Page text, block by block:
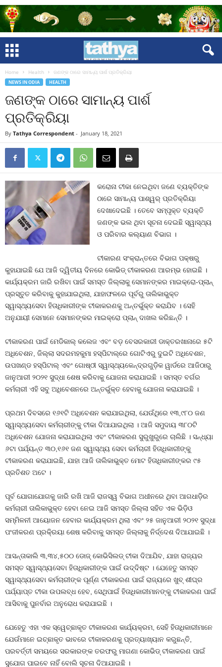
Home Health ଜଣଙ୍କ ଠାରେ ସାମାନ୍ୟ ପାର୍ଶ ପ୍ରତିକ୍ରିୟା
NEWS IN ODIA HEALTH
ଜଣଙ୍କ ଠାରେ ସାମାନ୍ୟ ପାର୍ଶ
ପ୍ରତିକ୍ରିୟା
By Tathya Correspondent - January 18, 2021
କରୋନା ଟୀକା ନେଇଥିବା ଜଣେ ବ୍ୟକ୍ତିଙ୍କ
ଠାରେ ସାମାନ୍ୟ ପାଶ୍ୱର୍ ପ୍ରତିକ୍ରିୟା
ଦେଖାଦେଇଛି । ତେବେ ସମ୍ପୃକ୍ତ ବ୍ୟକ୍ତି
ଜଣଙ୍କ ଭଲ ଥିବା ସୂଚନା ଦେଇଛି ସ୍ୱାସ୍ଥ୍ୟ
ଓ ପରିବାର କଲ୍ୟାଣ ବିଭାଗ ।
ଟୀକାରଣ ସଂକ୍ରାନ୍ତରେ ବିଭାଗ ପକ୍ଷରୁ
କୁହାଯାଇଛି ଯେ ଆଜି ଦ୍ୱିତୀୟ ଦିନରେ କୋଭିଡ୍‌ ଟୀକାକରଣ ଆରମ୍ଭ ହୋଇଛି ।
କାର୍ଯ୍ୟକ୍ରମ ଜାରି ରଖିବା ପାଇଁ ସମସ୍ତ ଜିଲ୍ଲାକୁ ସେମାନଙ୍କର ମାଇକ୍ରୋ-ପ୍ଲାନ୍‌
ପ୍ରସ୍ତୁତ କରିବାକୁ କୁହାଯାଇଥିଲା, ଯାହାଫଳରେ ପୂର୍ବରୁ ତାଲିକାଭୁକ୍ତ
ସ୍ୱାସ୍ଥ୍ୟସେବା ହିତାଧିକାରୀଙ୍କ ଟୀକାକରଣକୁ ଅନ୍ତର୍ଭୁକ୍ତ କରାଯିବ । ସେହି
ଅନୁଯାୟୀ ସେମାନେ ସେମାନଙ୍କର ମାଇକ୍ରୋ ପ୍ଲାନ୍‌ ଦାଖଲ କରିଛନ୍ତି ।
ଟୀକାକରଣ ପାଇଁ ମେଡିକାଲ୍‌ କଲେଜ ଏବଂ ବଡ଼ ବେସରକାରୀ ଡାକ୍ତରଖାନାରେ ୫ଟି
ଅଧିବେଶନ, ଜିଲ୍ଲା ସଦରମହକୁମା ହସ୍‌ପିଟାଲ୍‌ରେ ଗୋଟିଏରୁ ଦୁଇଟି ଅଧିବେଶନ,
ଉପଖଣ୍ଡ ହସ୍‌ପିଟାଲ୍‌ ଏବଂ ଗୋଷ୍ଠୀ ସ୍ୱାସ୍ଥ୍ୟକେନ୍ଦ୍ରଗୁଡ଼ିକ ୱାର୍ଡରେ ଆଜିଠାରୁ
ଜାନୁଆରୀ ୨୦୨୧ ସୁଦ୍ଧା ଶେଷ କରିବାକୁ ଯୋଜନା କରାଯାଇଛି । ସମସ୍ତ ବର୍ଗର
କର୍ମଚାରୀ ଏହି ସବୁ ଅଧିବେଶନରେ ଅନ୍ତର୍ଭୁକ୍ତ ହେବାକୁ ଯୋଜନା କରାଯାଇଛି ।
ପ୍ରଥମ ଦିବସରେ ୧୬୧ଟି ଅଧିବେଶନ କରାଯାଇଥିଲା, ଯେଉଁଥିରେ ୧୩,୯୮୦ ଜଣ
ସ୍ୱାସ୍ଥ୍ୟସେବା କର୍ମଚାରୀଙ୍କୁ ଟୀକା ଦିଆଯାଇଥିଲା । ଆଜି ସମୁଦାୟ ୩୮୦ଟି
ଅଧିବେଶନ ଯୋଜନା କରାଯାଇଥିଲା ଏବଂ ଟୀକାକରଣ ସୁରୁଖୁରୁରେ ଚାଲିଛି । ସନ୍ଧ୍ୟା
୬ଟା ପର୍ଯ୍ୟନ୍ତ ୩୦,୧୬୧ ଜଣ ସ୍ୱାସ୍ଥ୍ୟ ସେବା କର୍ମଚାରୀ ହିତାଧିକାରୀଙ୍କୁ
ଟୀକାକରଣ କରାଯାଇଛି, ଯାହା ଆଜି ତାଲିକାଭୁକ୍ତ ମୋଟ ହିତାଧିକାରୀଙ୍କର ୯୫
ପ୍ରତିଶତ ଅଟେ ।
ପୂର୍ବ ଯୋଗାଯୋଗକୁ ଜାରି ରଖି ଆଜି ରାଜସ୍ୱ ବିଭାଗ ଅଧୀନରେ ଥିବା ଆଗଧାଡ଼ିର
କର୍ମଚାରୀ ତାଲିକାଭୁକ୍ତ ହେବା ନେଇ ଆଜି ସମସ୍ତ ଜିଲ୍ଲା ସହିତ ଏକ ଭିଡ଼ିଓ
ସମ୍ମିଳନୀ ଆୟୋଜନ ହେବାର କାର୍ଯ୍ୟକ୍ରମ ଥିଲା ଏବଂ ୨୫ ଜାନୁଆରୀ ୨୦୨୧ ସୁଦ୍ଧା
ପଂଜୀକରଣ ପ୍ରକି୍ରୟା ଶେଷ କରିବାକୁ ସମସ୍ତ ଜିଲ୍ଲାକୁ ନିର୍ଦ୍ଦେଶ ଦିଆଯାଇଛି ।
ଆସନ୍ତାକାଲି ୩,୩୪,୫୦୦ ଡୋଜ୍‌ କୋଭିସିଲଡ୍‌ ଟୀକା ଦିଆଯିବ, ଯାହା ରାଜ୍ୟର
ସମସ୍ତ ସ୍ୱାସ୍ଥ୍ୟସେବା ହିତାଧିକାରୀଙ୍କ ପାଇଁ ଉଦ୍ଦିଷ୍ଟ । ଯେହେତୁ ସମସ୍ତ
ସ୍ୱାସ୍ଥ୍ୟସେବା କର୍ମଚାରୀଙ୍କ ପୂର୍ଣ୍ଣ ଟୀକାକରଣ ପାଇଁ ରାଜ୍ୟରେ ଖୁବ୍‌ ଶୀଘ୍ର
ପର୍ଯ୍ୟାପ୍ତ ଟୀକା ଉପଲବ୍ଧ ହେବ, ସେଥିପାଇଁ ହିତାଧିକାରୀମାନଙ୍କୁ ଟୀକାକରଣ ପାଇଁ
ଆସିବାକୁ ପୁନର୍ବାର ଅନୁରୋଧ କରାଯାଇଛି ।
ଯେହେତୁ ଏହା ଏକ ସ୍ୱେଚ୍ଛାକୃତ ଟୀକାକରଣ କାର୍ଯ୍ୟକ୍ରମ, ସେହି ହିତାଧିକାରୀମାନେ
ଯେଉଁମାନେ ଇଚ୍ଛାକୃତ ଭାବରେ ଟୀକାକରଣକୁ ପ୍ରତ୍ୟାଖ୍ୟାନ କରୁଛନ୍ତି,
ପରବର୍ତ୍ତୀ ସମୟରେ ସରକାରଙ୍କ ତରଫରୁ ମାଗଣା କୋଭିଡ୍‌ ଟୀକାକରଣ ପାଇଁ
ସୁଯୋଗ ପାଇବେ ନାହିଁ ବୋଲି ସୂଚନା ଦିଆଯାଇଛି ।